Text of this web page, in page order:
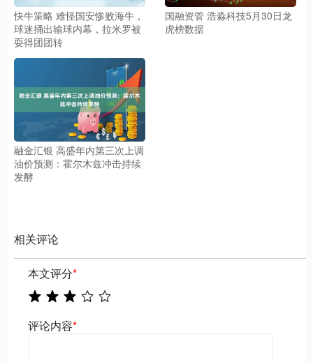
快牛策略 难怪国安惨败海牛，
球迷捅出输球内幕，拉米罗被
耍得团团转
国融资管 浩淼科技5月30日龙
虎榜数据
融金汇银 高盛年内第三次上调
油价预测：霍尔木兹冲击持续
发酵
相关评论
本文评分*
评论内容*